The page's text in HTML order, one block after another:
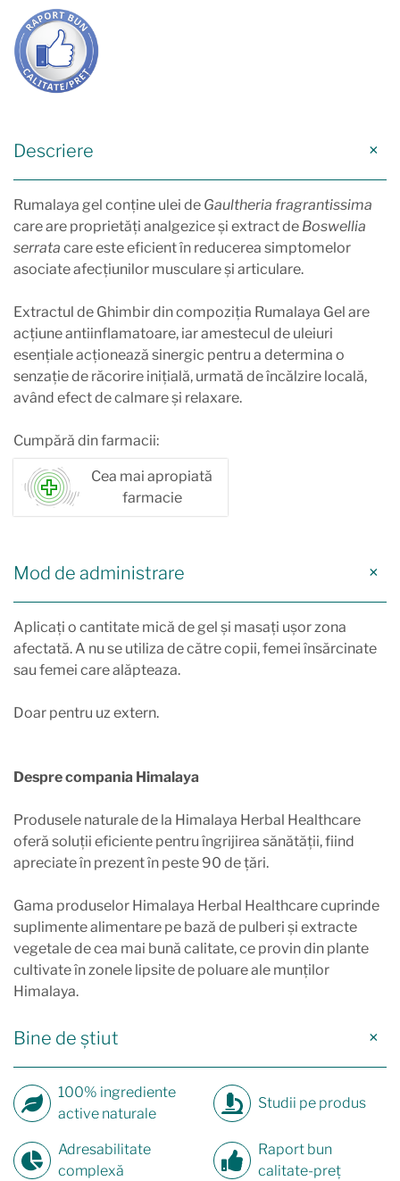
Descriere
Rumalaya gel conține ulei de Gaultheria fragrantissima
care are proprietăți analgezice și extract de Boswellia
serrata care este eficient în reducerea simptomelor
asociate afecțiunilor musculare și articulare.
Extractul de Ghimbir din compoziția Rumalaya Gel are
acțiune antiinflamatoare, iar amestecul de uleiuri
esențiale acționează sinergic pentru a determina o
senzație de răcorire inițială, urmată de încălzire locală,
având efect de calmare și relaxare.
Cumpără din farmacii:
Cea mai apropiată
farmacie
Mod de administrare
Aplicaţi o cantitate mică de gel şi masaţi uşor zona
afectată. A nu se utiliza de către copii, femei însărcinate
sau femei care alăpteaza.
Doar pentru uz extern.
Despre compania Himalaya
Produsele naturale de la Himalaya Herbal Healthcare
oferă soluții eficiente pentru îngrijirea sănătății, fiind
apreciate în prezent în peste 90 de țări.
Gama produselor Himalaya Herbal Healthcare cuprinde
suplimente alimentare pe bază de pulberi și extracte
vegetale de cea mai bună calitate, ce provin din plante
cultivate în zonele lipsite de poluare ale munților
Himalaya.
Bine de știut
100% ingrediente
active naturale
Studii pe produs
Adresabilitate
complexă
Raport bun
calitate-preț